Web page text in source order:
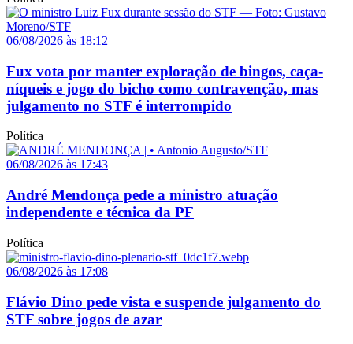
06/08/2026 às 18:12
Fux vota por manter exploração de bingos, caça-
níqueis e jogo do bicho como contravenção, mas
julgamento no STF é interrompido
Política
06/08/2026 às 17:43
André Mendonça pede a ministro atuação
independente e técnica da PF
Política
06/08/2026 às 17:08
Flávio Dino pede vista e suspende julgamento do
STF sobre jogos de azar